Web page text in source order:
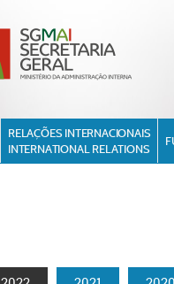
RELAÇÕES INTERNACIONAIS
INTERNATIONAL RELATIONS